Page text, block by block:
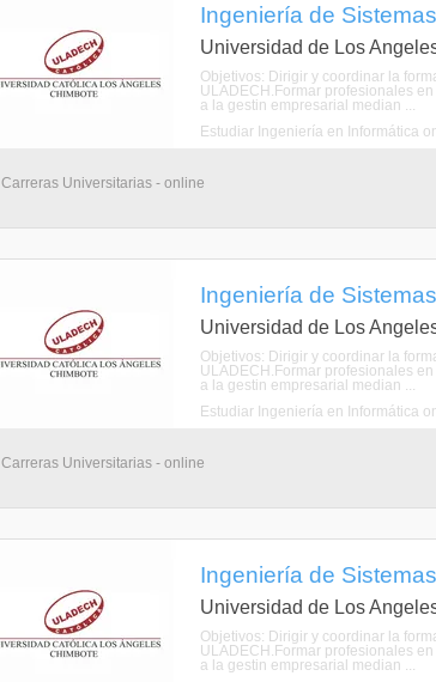
Ingeniería de
Universidad de Los
Objetivos: Dirigir y coordinar la
ULADECH.Formar profesionales
a la gestin empresarial median ...
Estudiar Ingeniería en Informática
Carreras Universitarias - online
Ingeniería de
Universidad de Los
Objetivos: Dirigir y coordinar la
ULADECH.Formar profesionales
a la gestin empresarial median ...
Estudiar Ingeniería en Informática
Carreras Universitarias - online
Ingeniería de
Universidad de Los
Objetivos: Dirigir y coordinar la
ULADECH.Formar profesionales
a la gestin empresarial median ...